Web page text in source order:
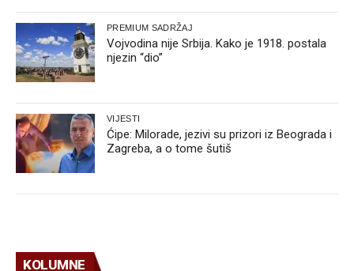
PREMIUM SADRŽAJ
Vojvodina nije Srbija. Kako je 1918. postala
njezin “dio”
VIJESTI
Ćipe: Milorade, jezivi su prizori iz Beograda i
Zagreba, a o tome šutiš
KOLUMNE